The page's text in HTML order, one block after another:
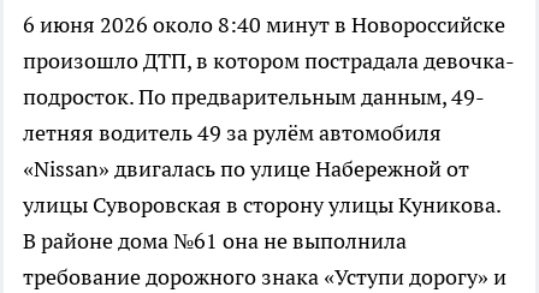
6 июня 2026 около 8:40 минут в Новороссийске
произошло ДТП, в котором пострадала девочка-
подросток. По предварительным данным, 49-
летняя водитель 49 за рулём автомобиля
«Nissan» двигалась по улице Набережной от
улицы Суворовская в сторону улицы Куникова.
В районе дома №61 она не выполнила
требование дорожного знака «Уступи дорогу» и